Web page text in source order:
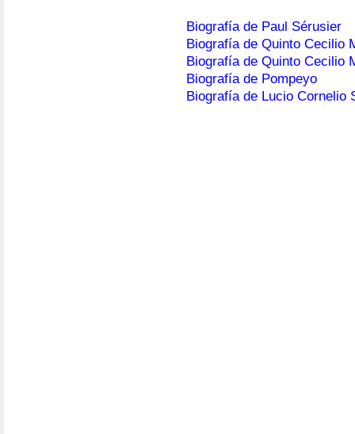
Biografía de Paul Sérusier
Biografía de Quinto Cecilio
Biografía de Quinto Cecilio
Biografía de Pompeyo
Biografía de Lucio Cornelio